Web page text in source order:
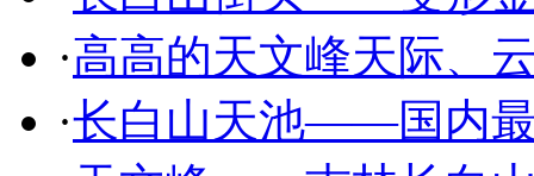
·高高的天文峰天际、
·长白山天池——国内最